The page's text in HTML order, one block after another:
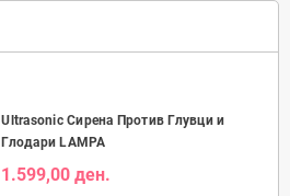
Ultrasonic Сирена Против Глувци и
Глодари LAMPA
1.599,00 ден.